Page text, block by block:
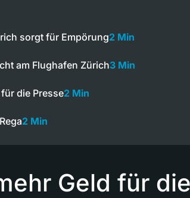
sorgt für Empörung2 Min
am Flughafen Zürich3 Min
die Presse2 Min
2 Min
Geld für die